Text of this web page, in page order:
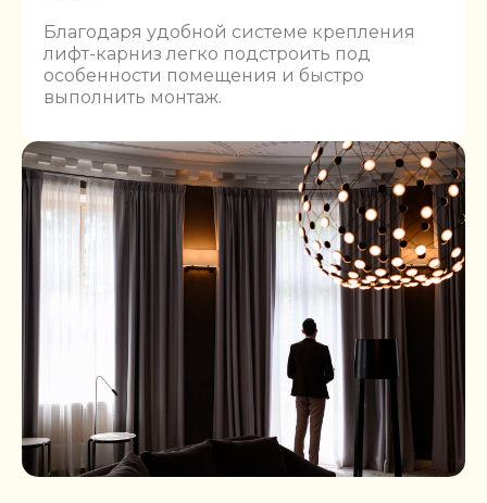
Благодаря удобной системе крепления
лифт-карниз легко подстроить под
особенности помещения и быстро
выполнить монтаж.